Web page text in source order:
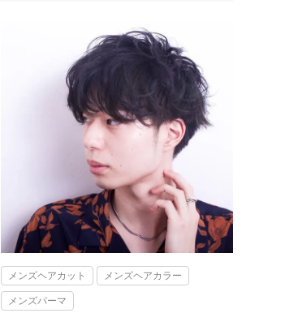
メンズヘアカット メンズヘアカラー
メンズパーマ